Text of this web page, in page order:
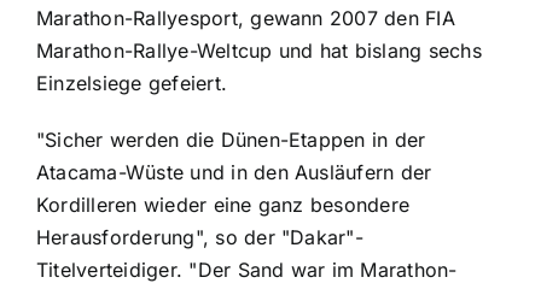
Marathon-Rallyesport, gewann 2007 den FIA
Marathon-Rallye-Weltcup und hat bislang sechs
Einzelsiege gefeiert.
"Sicher werden die Dünen-Etappen in der
Atacama-Wüste und in den Ausläufern der
Kordilleren wieder eine ganz besondere
Herausforderung", so der "Dakar"-
Titelverteidiger. "Der Sand war im Marathon-